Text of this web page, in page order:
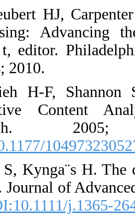
18. Streubert HJ,
in Nursing:
edition t, editor.
Wilkins; 2010.
19. Hsieh H-F,
Qualitative
Research.
[DOI:10.1177/
20. Elo S,
process. Journal of
15. [DOI:10.1111/